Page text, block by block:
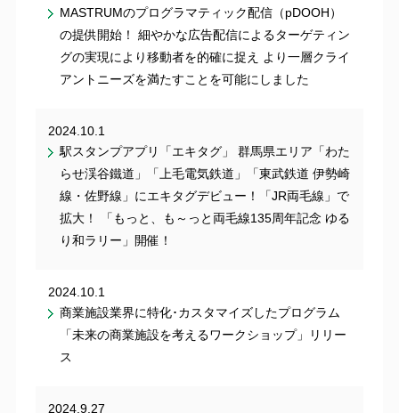
MASTRUMのプログラマティック配信（pDOOH）
の提供開始！ 細やかな広告配信によるターゲティン
グの実現により移動者を的確に捉え より一層クライ
アントニーズを満たすことを可能にしました
2024.10.1
駅スタンプアプリ「エキタグ」 群馬県エリア「わた
らせ渓谷鐵道」「上毛電気鉄道」「東武鉄道 伊勢崎
線・佐野線」にエキタグデビュー！「JR両毛線」で
拡大！ 「もっと、も～っと両毛線135周年記念 ゆる
り和ラリー」開催！
2024.10.1
商業施設業界に特化･カスタマイズしたプログラム
「未来の商業施設を考えるワークショップ」リリー
ス
2024.9.27